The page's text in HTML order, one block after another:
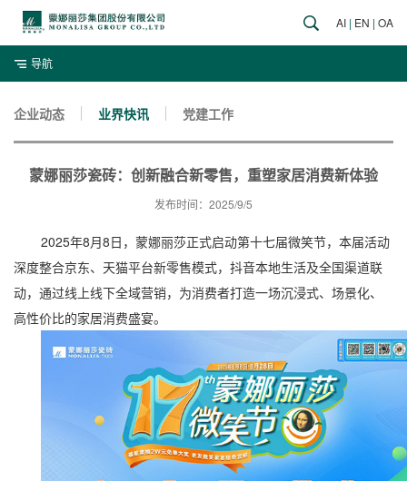
AI | EN | OA
导航
企业动态 业界快讯 党建工作
蒙娜丽莎瓷砖：创新融合新零售，重塑家居消费新体验
发布时间：2025/9/5
2025年8月8日，蒙娜丽莎正式启动第十七届微笑节，本届活动
深度整合京东、天猫平台新零售模式，抖音本地生活及全国渠道联
动，通过线上线下全域营销，为消费者打造一场沉浸式、场景化、
高性价比的家居消费盛宴。